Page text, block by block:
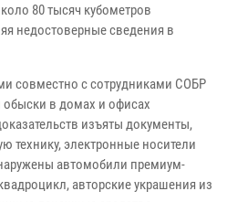
80 тысяч кубометров
недостоверные сведения в
совместно с сотрудниками СОБР
в домах и офисах
изъяты документы,
технику, электронные носители
автомобили премиум-
авторские украшения из